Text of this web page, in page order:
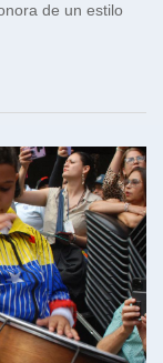
de un estilo